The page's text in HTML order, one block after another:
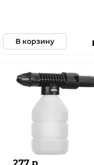
В корзину